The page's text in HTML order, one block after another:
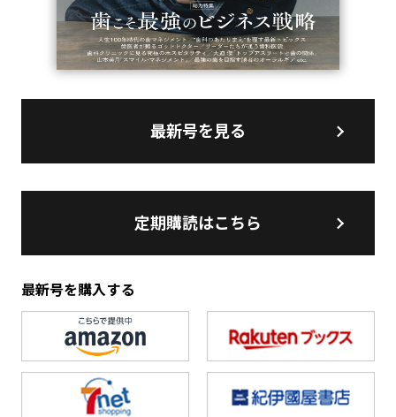
最新号を見る
定期購読はこちら
最新号を購入する